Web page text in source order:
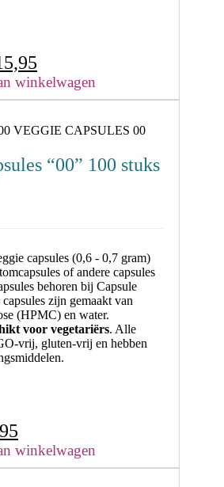
prijs
is:
winkelwagen
“00” 100 stuks
capsules (0,6 - 0,7 gram)
of andere capsules
behoren bij Capsule
zijn gemaakt van
(HPMC) en water.
voor vegetariërs. Alle
vrij, gluten-vrij en hebben
prijs
is:
winkelwagen